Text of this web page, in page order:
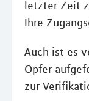
letzter Zeit
Ihre
Auch ist es
Opfer
zur